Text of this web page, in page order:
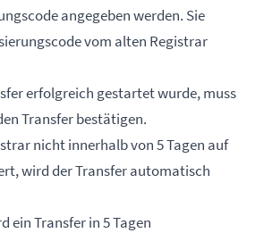
angegeben werden. Sie
vom alten Registrar
erfolgreich gestartet wurde, muss
Transfer bestätigen.
nicht innerhalb von 5 Tagen auf
wird der Transfer automatisch
ein Transfer in 5 Tagen